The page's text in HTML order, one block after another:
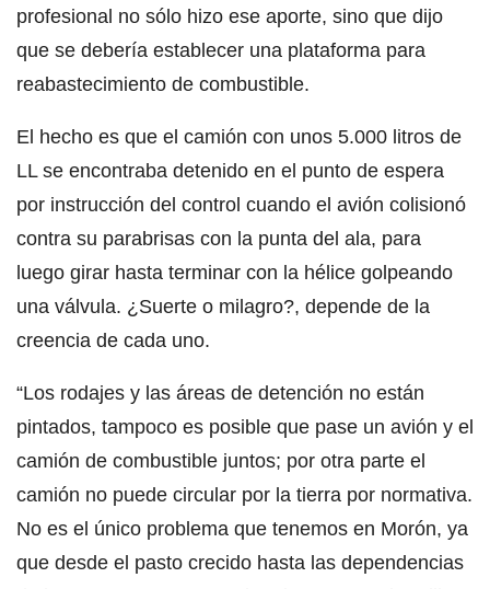
profesional no sólo hizo ese aporte, sino que dijo
que se debería establecer una plataforma para
reabastecimiento de combustible.
El hecho es que el camión con unos 5.000 litros de
LL se encontraba detenido en el punto de espera
por instrucción del control cuando el avión colisionó
contra su parabrisas con la punta del ala, para
luego girar hasta terminar con la hélice golpeando
una válvula. ¿Suerte o milagro?, depende de la
creencia de cada uno.
“Los rodajes y las áreas de detención no están
pintados, tampoco es posible que pase un avión y el
camión de combustible juntos; por otra parte el
camión no puede circular por la tierra por normativa.
No es el único problema que tenemos en Morón, ya
que desde el pasto crecido hasta las dependencias